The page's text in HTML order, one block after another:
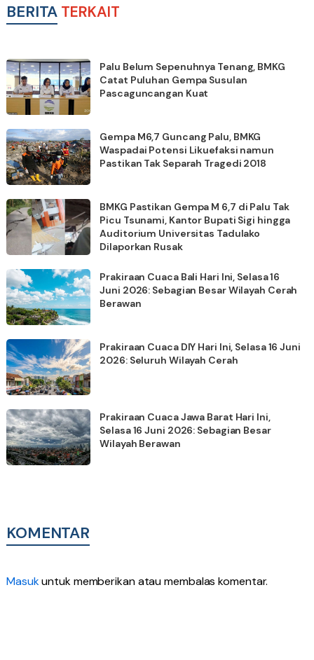
BERITA TERKAIT
Palu Belum Sepenuhnya Tenang, BMKG
Catat Puluhan Gempa Susulan
Pascaguncangan Kuat
Gempa M6,7 Guncang Palu, BMKG
Waspadai Potensi Likuefaksi namun
Pastikan Tak Separah Tragedi 2018
BMKG Pastikan Gempa M 6,7 di Palu Tak
Picu Tsunami, Kantor Bupati Sigi hingga
Auditorium Universitas Tadulako
Dilaporkan Rusak
Prakiraan Cuaca Bali Hari Ini, Selasa 16
Juni 2026: Sebagian Besar Wilayah Cerah
Berawan
Prakiraan Cuaca DIY Hari Ini, Selasa 16 Juni
2026: Seluruh Wilayah Cerah
Prakiraan Cuaca Jawa Barat Hari Ini,
Selasa 16 Juni 2026: Sebagian Besar
Wilayah Berawan
KOMENTAR
Masukuntuk memberikan atau membalas komentar.